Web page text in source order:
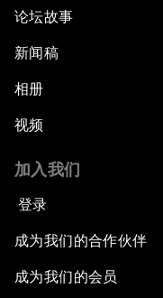
论坛故事
新闻稿
相册
视频
加入我们
登录
成为我们的合作伙伴
成为我们的会员